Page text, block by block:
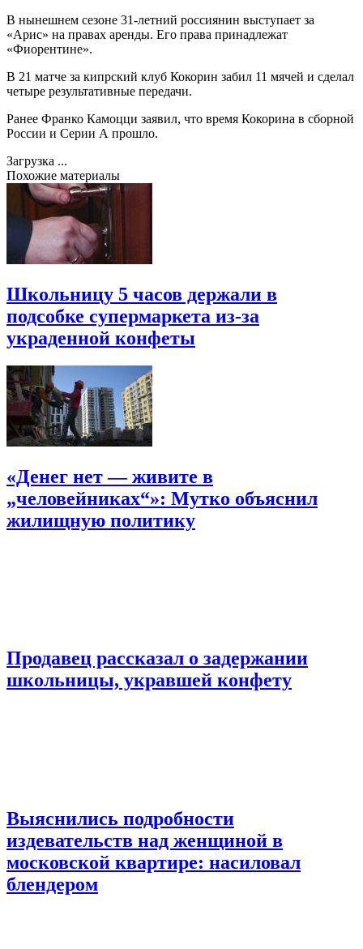
В нынешнем сезоне 31-летний россиянин выступает за
«Арис» на правах аренды. Его права принадлежат
«Фиорентине».
В 21 матче за кипрский клуб Кокорин забил 11 мячей и сделал
четыре результативные передачи.
Ранее Франко Камоцци заявил, что время Кокорина в сборной
России и Серии А прошло.
Загрузка ...
Похожие материалы
Школьницу 5 часов держали в
подсобке супермаркета из-за
украденной конфеты
«Денег нет — живите в
„человейниках“»: Мутко объяснил
жилищную политику
Продавец рассказал о задержании
школьницы, укравшей конфету
Выяснились подробности
издевательств над женщиной в
московской квартире: насиловал
блендером